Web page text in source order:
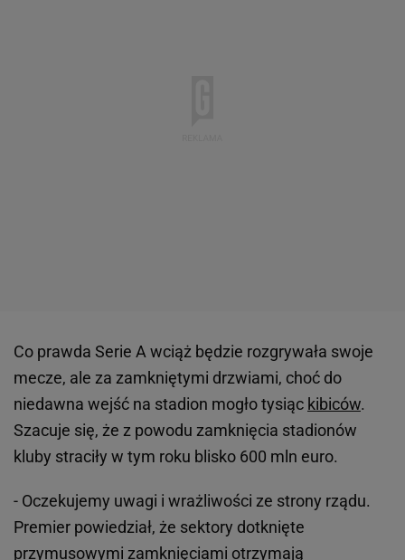
Co prawda Serie A wciąż będzie rozgrywała swoje
mecze, ale za zamkniętymi drzwiami, choć do
niedawna wejść na stadion mogło tysiąc kibiców.
Szacuje się, że z powodu zamknięcia stadionów
kluby straciły w tym roku blisko 600 mln euro.
- Oczekujemy uwagi i wrażliwości ze strony rządu.
Premier powiedział, że sektory dotknięte
przymusowymi zamknięciami otrzymają